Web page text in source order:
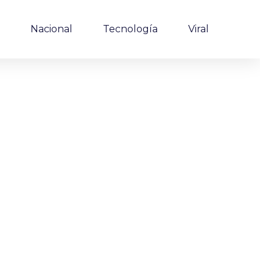
Nacional Tecnología Viral